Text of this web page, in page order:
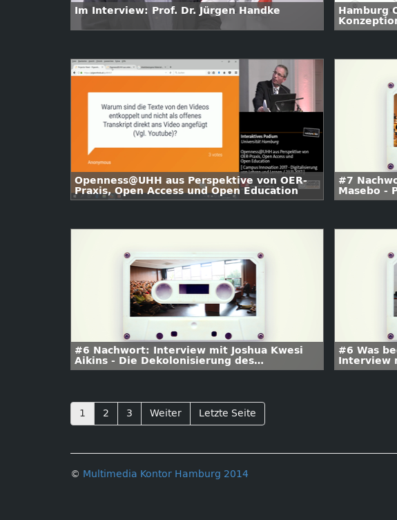
Im Interview: Prof. Dr. Jürgen Handke
Hamburg
Openness@UHH aus Perspektive von OER-
Praxis, Open Access und Open Education
#7
Masebo -
Legacy
#6 Nachwort: Interview mit Joshua Kwesi
Aikins - Die Dekolonisierung des
Stadtbildes - Straßennamen zwischen
#6 Was
Interview
1 2 3 Weiter Letzte Seite
© Multimedia Kontor Hamburg 2014